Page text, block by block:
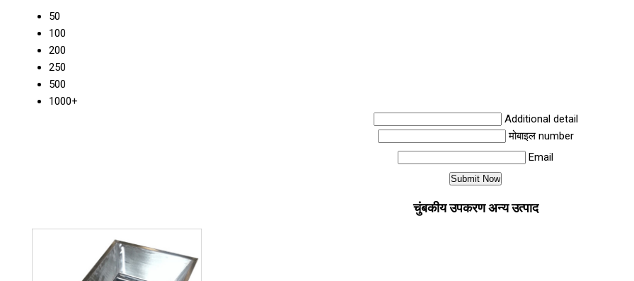
50
100
200
250
500
1000+
Additional detail
मोबाइल number
Email
चुंबकीय उपकरण अन्य उत्पाद